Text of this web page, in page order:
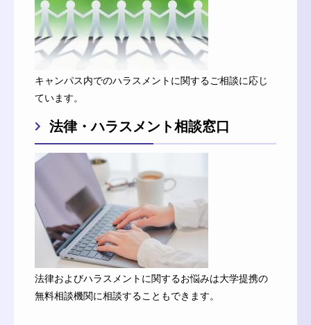
キャンパス内でのハラスメントに関するご相談に応じ
ています。
法律・ハラスメント相談窓口
法律およびハラスメントに関するお悩みは大学提携の
無料相談機関に相談することもできます。